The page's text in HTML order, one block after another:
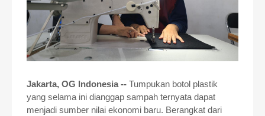
Jakarta, OG Indonesia -- Tumpukan botol plastik
yang selama ini dianggap sampah ternyata dapat
menjadi sumber nilai ekonomi baru. Berangkat dari